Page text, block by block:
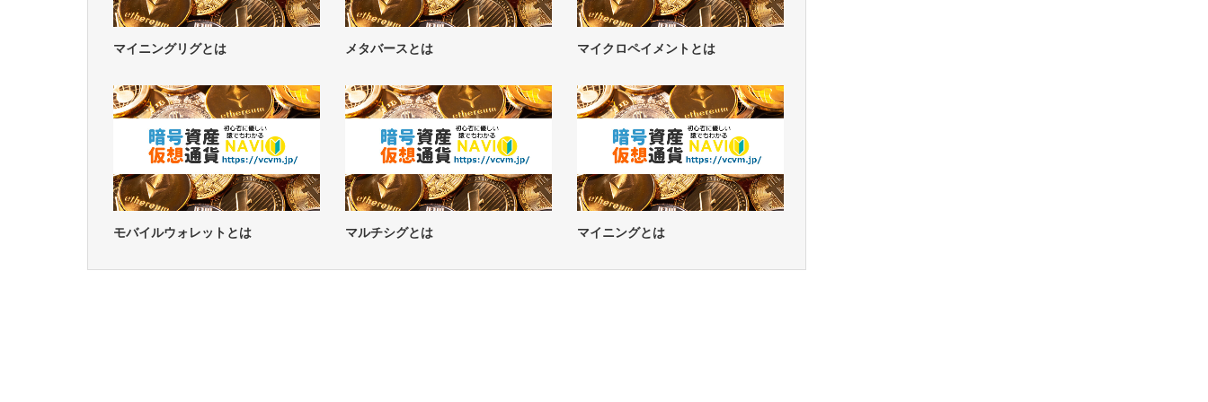
マイニングリグとは メタバースとは マイクロペイメントとは
モバイルウォレットとは マルチシグとは マイニングとは